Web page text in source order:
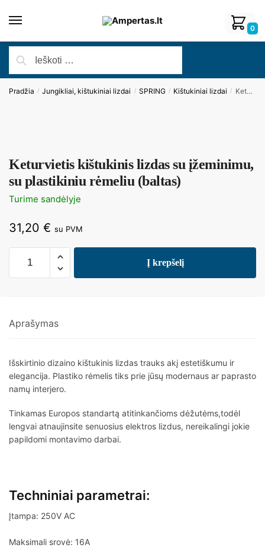
0
Pradžia / Jungikliai, kištukiniai lizdai / SPRING / Kištukiniai lizdai / Keturvietis kištukinis lizdas su įžeminimu, su plastikiniu rėmeliu (baltas)
Keturvietis kištukinis lizdas su įžeminimu,
su plastikiniu rėmeliu (baltas)
Turime sandėlyje
31,20 € su PVM
Į krepšelį
Aprašymas
Išskirtinio dizaino kištukinis lizdas trauks akį estetiškumu ir
elegancija. Plastiko rėmelis tiks prie jūsų modernaus ar paprasto
namų interjero.
Tinkamas Europos standartą atitinkančioms dėžutėms,todėl
lengvai atnaujinsite senuosius elektros lizdus, nereikalingi jokie
papildomi montavimo darbai.
Techniniai parametrai:
Įtampa: 250V AC
Maksimali srovė: 16A